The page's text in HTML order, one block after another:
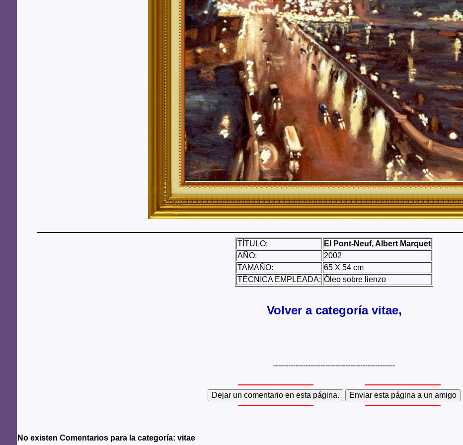
TÍTULO:
El Pont-Neuf, Albert Marquet
AÑO:
2002
TAMAÑO:
65 X 54 cm
TÉCNICA EMPLEADA: Óleo sobre lienzo
Volver a categoría vitae,
-------------------------------------------------
No existen Comentarios para la categoría: vitae